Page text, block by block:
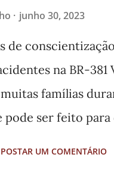
(CETUC) e de sua
dos Direitos
dialogar
da
e do
junho 30, 2023
de
na BR-
famílias
pode ser feito
POSTAR UM COMENTÁRIO